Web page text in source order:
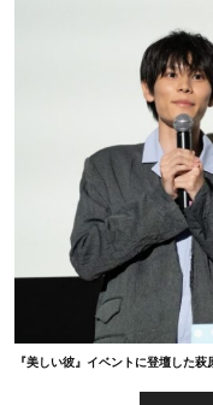
『美しい彼』イベントに登壇した